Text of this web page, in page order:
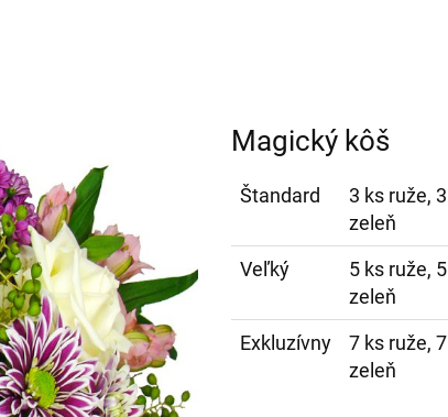
Magický kôš
Štandard
3 ks ruže,
zeleň
Veľký
5 ks ruže,
zeleň
Exkluzívny
7 ks ruže,
zeleň